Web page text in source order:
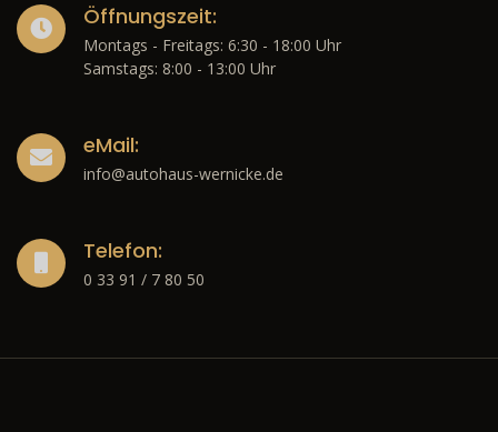
Öffnungszeit:
Montags - Freitags: 6:30 - 18:00 Uhr
Samstags: 8:00 - 13:00 Uhr
eMail:
info@autohaus-wernicke.de
Telefon:
0 33 91 / 7 80 50